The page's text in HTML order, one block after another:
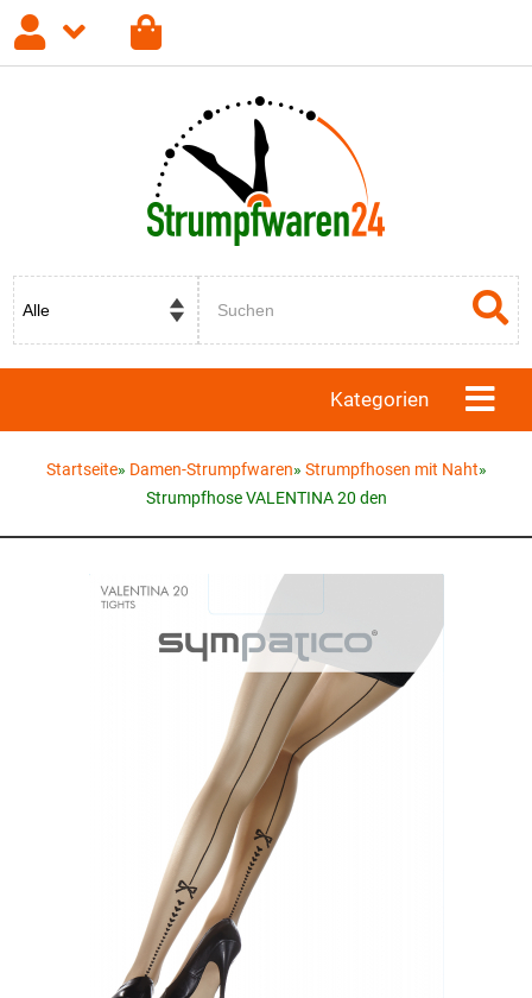
Registrieren Passwort vergessen?
Kategorien
Startseite» Damen-Strumpfwaren» Strumpfhosen mit Naht»
Strumpfhose VALENTINA 20 den